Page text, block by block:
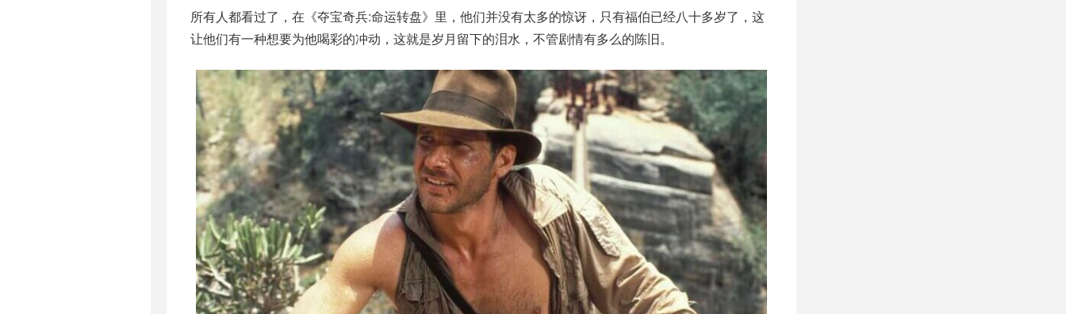
所有人都看过了，在《夺宝奇兵:命运转盘》里，他们并没有太多的惊讶，只有福伯已经八十多岁了，这
让他们有一种想要为他喝彩的冲动，这就是岁月留下的泪水，不管剧情有多么的陈旧。